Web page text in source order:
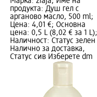
продукта: Душ гел с
арганово масло, 500 ml;
Цена: 4,01 €; Основна
цена: 0,5 L (8,02 € за 1 L);
Наличност: Статус зелен
Налично за доставка,
Статус сив Изберете dm